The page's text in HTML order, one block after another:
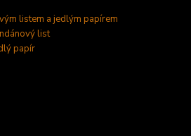
listem a jedlým papírem
list
papír